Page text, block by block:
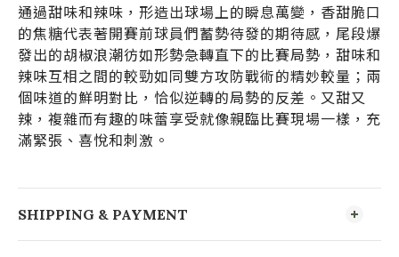
通過甜味和辣味，形造出球場上的瞬息萬變，香甜脆口
的焦糖代表著開賽前球員們蓄勢待發的期待感，尾段爆
發出的胡椒浪潮彷如形勢急轉直下的比賽局勢，甜味和
辣味互相之間的較勁如同雙方攻防戰術的精妙較量；兩
個味道的鮮明對比，恰似逆轉的局勢的反差。又甜又
辣，複雜而有趣的味蕾享受就像親臨比賽現場一樣，充
滿緊張、喜悅和刺激。
SHIPPING & PAYMENT